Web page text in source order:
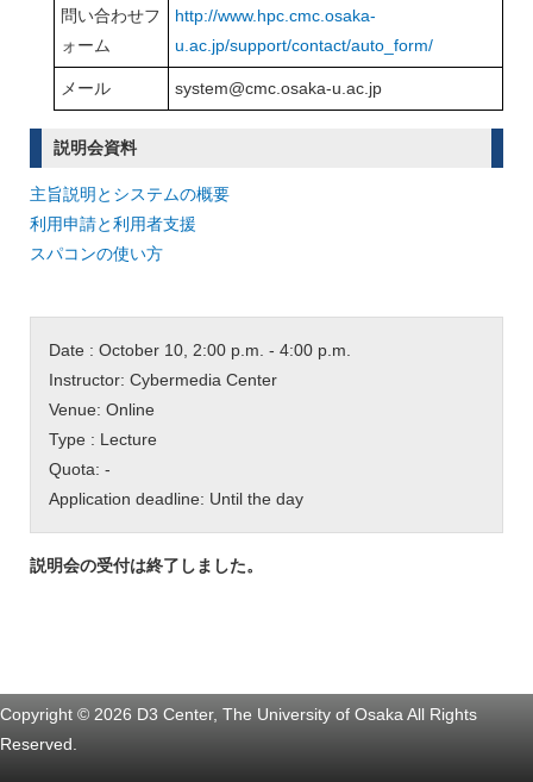
問い合わせフ
ォーム
http://www.hpc.cmc.osaka-
u.ac.jp/support/contact/auto_form/
メール system@cmc.osaka-u.ac.jp
説明会資料
主旨説明とシステムの概要
利用申請と利用者支援
スパコンの使い方
Date : October 10, 2:00 p.m. - 4:00 p.m.
Instructor: Cybermedia Center
Venue: Online
Type : Lecture
Quota: -
Application deadline: Until the day
説明会の受付は終了しました。
Copyright © 2026 D3 Center, The University of Osaka All Rights
Reserved.